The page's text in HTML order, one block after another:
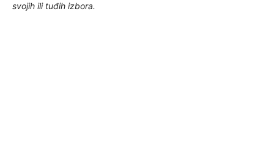
svojih ili tuđih izbora.